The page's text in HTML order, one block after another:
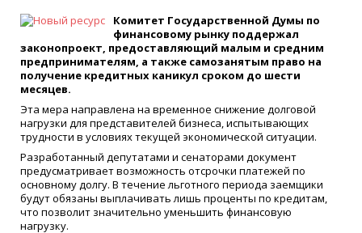
Комитет Государственной Думы по
финансовому рынку поддержал
законопроект, предоставляющий малым и средним
предпринимателям, а также самозанятым право на
получение кредитных каникул сроком до шести
месяцев.
Эта мера направлена на временное снижение долговой
нагрузки для представителей бизнеса, испытывающих
трудности в условиях текущей экономической ситуации.
Разработанный депутатами и сенаторами документ
предусматривает возможность отсрочки платежей по
основному долгу. В течение льготного периода заемщики
будут обязаны выплачивать лишь проценты по кредитам,
что позволит значительно уменьшить финансовую
нагрузку.